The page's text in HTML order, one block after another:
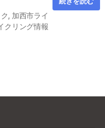
, 加西市ライ
クリング情報